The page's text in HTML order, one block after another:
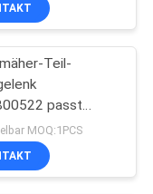
Teil-
passt
MOQ:1PCS